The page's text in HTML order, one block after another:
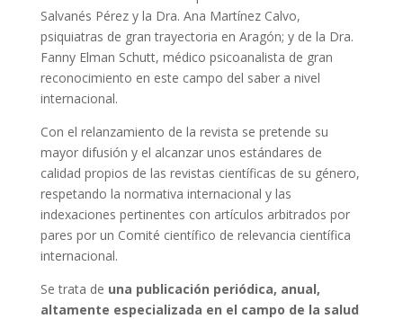
Salvanés Pérez y la Dra. Ana Martínez Calvo,
psiquiatras de gran trayectoria en Aragón; y de la Dra.
Fanny Elman Schutt, médico psicoanalista de gran
reconocimiento en este campo del saber a nivel
internacional.
Con el relanzamiento de la revista se pretende su
mayor difusión y el alcanzar unos estándares de
calidad propios de las revistas científicas de su género,
respetando la normativa internacional y las
indexaciones pertinentes con artículos arbitrados por
pares por un Comité científico de relevancia científica
internacional.
Se trata de una publicación periódica, anual,
altamente especializada en el campo de la salud